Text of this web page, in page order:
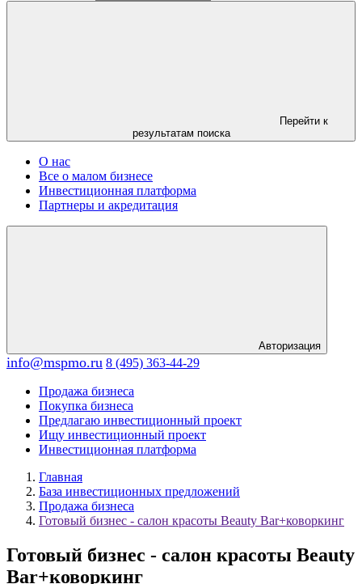
Перейти к
результатам поиска
О нас
Все о малом бизнесе
Инвестиционная платформа
Партнеры и акредитация
Авторизация
info@mspmo.ru 8 (495) 363-44-29
Продажа бизнеса
Покупка бизнеса
Предлагаю инвестиционный проект
Ищу инвестиционный проект
Инвестиционная платформа
Главная
База инвестиционных предложений
Продажа бизнеса
Готовый бизнес - салон красоты Beauty Bar+коворкинг
Готовый бизнес - салон красоты Beauty
Bar+коворкинг